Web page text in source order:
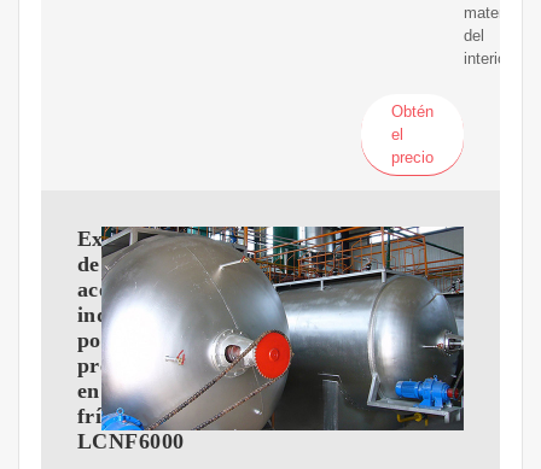
material
del
interior.
Obtén
el
precio
Extractor
de
aceite
industrial
por
prensado
en
frío
LCNF6000